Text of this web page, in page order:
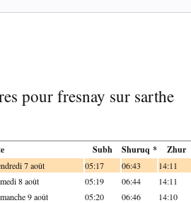
pour fresnay sur sarthe
Subh Shuruq * Zhur
7 août 05:17 06:43 14:11
8 août 05:19 06:44 14:11
9 août 05:20 06:46 14:10